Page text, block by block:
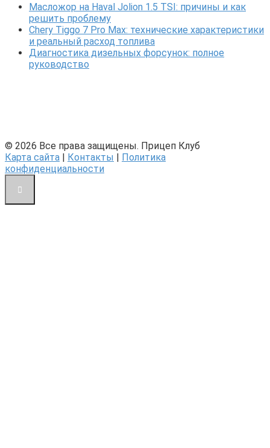
Масложор на Haval Jolion 1.5 TSI: причины и как
решить проблему
Chery Tiggo 7 Pro Max: технические характеристики
и реальный расход топлива
Диагностика дизельных форсунок: полное
руководство
© 2026 Все права защищены. Прицеп Клуб
Карта сайта | Контакты | Политика
конфиденциальности